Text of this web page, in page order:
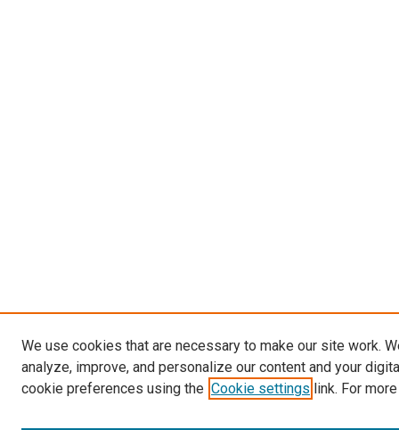
We use cookies that are necessary to make our site work.
analyze, improve, and personalize our content and your
cookie preferences using the Cookie settings link. For